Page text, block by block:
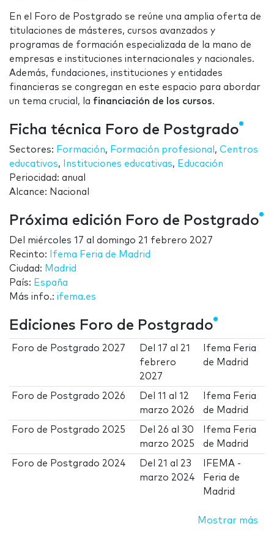
En el Foro de Postgrado se reúne una amplia oferta de
titulaciones de másteres, cursos avanzados y
programas de formación especializada de la mano de
empresas e instituciones internacionales y nacionales.
Además, fundaciones, instituciones y entidades
financieras se congregan en este espacio para abordar
un tema crucial, la financiación de los cursos.
Ficha técnica Foro de Postgrado
Sectores: Formación, Formación profesional , Centros
educativos, Instituciones educativas, Educación
Periocidad: anual
Alcance: Nacional
Próxima edición Foro de Postgrado
Del miércoles 17 al domingo 21 febrero 2027
Recinto:
Ifema Feria de Madrid
Ciudad: Madrid
País: España
Más info.: ifema.es
Ediciones Foro de Postgrado
Foro de Postgrado 2027 Del17 al 21
febrero
2027
Ifema Feria
de Madrid
Foro de Postgrado 2026 Del11 al12
marzo 2026
Ifema Feria
de Madrid
Foro de Postgrado 2025 Del 26 al 30
marzo 2025
Ifema Feria
de Madrid
Foro de Postgrado 2024 Del 21 al 23
marzo 2024
IFEMA -
Feria de
Madrid
Mostrar más